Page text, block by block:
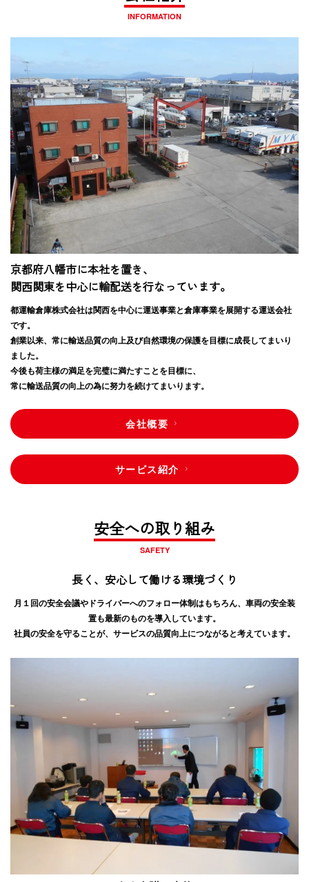
INFORMATION
京都府八幡市に本社を置き、
関西関東を中心に輸配送を行なっています。
都運輸倉庫株式会社は関西を中心に運送事業と倉庫事業を展開する運送会社
です。
創業以来、常に輸送品質の向上及び自然環境の保護を目標に成長してまいり
ました。
今後も荷主様の満足を完璧に満たすことを目標に、
常に輸送品質の向上の為に努力を続けてまいります。
会社概要
サービス紹介
安全への取り組み
SAFETY
長く、安心して働ける環境づくり
月１回の安全会議やドライバーへのフォロー体制はもちろん、車両の安全装
置も最新のものを導入しています。
社員の安全を守ることが、サービスの品質向上につながると考えています。